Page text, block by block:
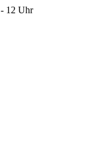
12 Uhr